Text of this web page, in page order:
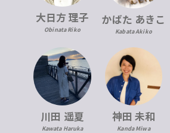
大日方 理子
Obinata Riko
かばた あきこ
Kabata Akiko
川田 遥夏
Kawata Haruka
神田 未和
Kanda Miwa